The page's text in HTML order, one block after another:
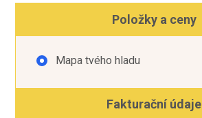
Položky a ceny
Mapa tvého hladu
Fakturační údaje